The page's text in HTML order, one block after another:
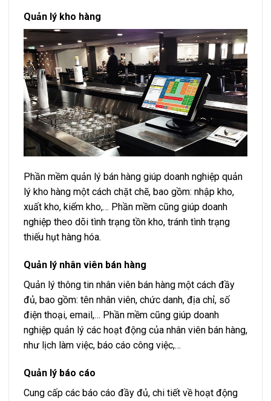
Quản lý kho hàng
Phần mềm quản lý bán hàng giúp doanh nghiệp quản
lý kho hàng một cách chặt chẽ, bao gồm: nhập kho,
xuất kho, kiểm kho,… Phần mềm cũng giúp doanh
nghiệp theo dõi tình trạng tồn kho, tránh tình trạng
thiếu hụt hàng hóa.
Quản lý nhân viên bán hàng
Quản lý thông tin nhân viên bán hàng một cách đầy
đủ, bao gồm: tên nhân viên, chức danh, địa chỉ, số
điện thoại, email,… Phần mềm cũng giúp doanh
nghiệp quản lý các hoạt động của nhân viên bán hàng,
như lịch làm việc, báo cáo công việc,…
Quản lý báo cáo
Cung cấp các báo cáo đầy đủ, chi tiết về hoạt động